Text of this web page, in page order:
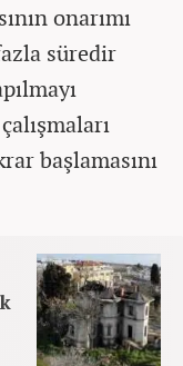
onarımı
süredir
başlamasını